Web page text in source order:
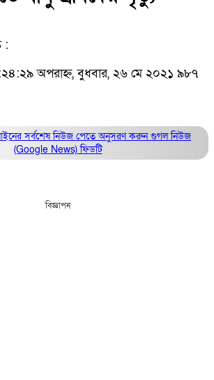
:
অপরাহ্ন, বুধবার, ২৬ মে ২০২১ ৯৮৭
সর্বশেষ নিউজ পেতে অনুসরণ করুনগুগল নিউজ
(Google News)ফিডটি
বিজ্ঞাপন